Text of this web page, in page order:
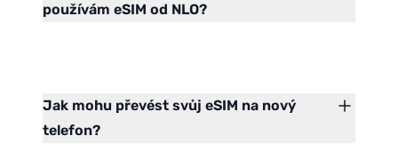
používám eSIM od NLO?
Jak mohu převést svůj eSIM na nový
telefon?